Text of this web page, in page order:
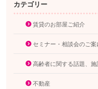
カテゴリー
賃貸のお部屋ご紹介
セミナー・相談会のご案
高齢者に関する話題、
不動産